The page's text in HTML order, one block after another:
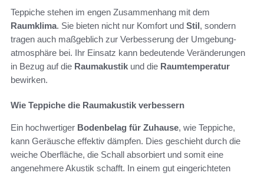
Teppiche stehen im engen Zusammenhang mit dem
Raumklima. Sie bieten nicht nur Komfort und Stil, sondern
tragen auch maßgeblich zur Verbesserung der Umgebung-
atmosphäre bei. Ihr Einsatz kann bedeutende Veränderungen
in Bezug auf die Raumakustik und die Raumtemperatur
bewirken.
Wie Teppiche die Raumakustik verbessern
Ein hochwertiger Bodenbelag für Zuhause, wie Teppiche,
kann Geräusche effektiv dämpfen. Dies geschieht durch die
weiche Oberfläche, die Schall absorbiert und somit eine
angenehmere Akustik schafft. In einem gut eingerichteten